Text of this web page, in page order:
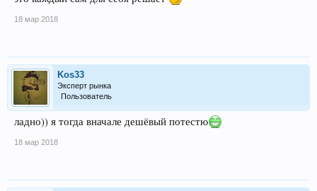
18 мар 2018
Kos33
Эксперт рынка
Пользователь
ладно)) я тогда вначале дешёвый потестю
18 мар 2018